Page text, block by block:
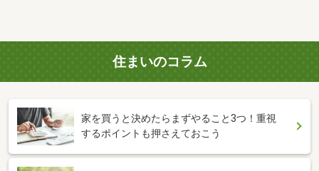
住まいのコラム
家を買うと決めたらまずやること3つ！重視
するポイントも押さえておこう